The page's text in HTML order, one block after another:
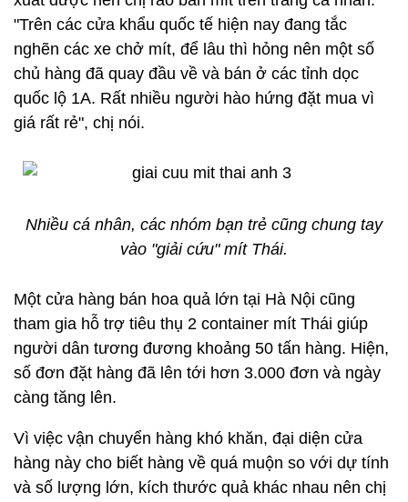
"Trên các cửa khẩu quốc tế hiện nay đang tắc
nghẽn các xe chở mít, để lâu thì hỏng nên một số
chủ hàng đã quay đầu về và bán ở các tỉnh dọc
quốc lộ 1A. Rất nhiều người hào hứng đặt mua vì
giá rất rẻ", chị nói.
Nhiều cá nhân, các nhóm bạn trẻ cũng chung tay
vào "giải cứu" mít Thái.
Một cửa hàng bán hoa quả lớn tại Hà Nội cũng
tham gia hỗ trợ tiêu thụ 2 container mít Thái giúp
người dân tương đương khoảng 50 tấn hàng. Hiện,
số đơn đặt hàng đã lên tới hơn 3.000 đơn và ngày
càng tăng lên.
Vì việc vận chuyển hàng khó khăn, đại diện cửa
hàng này cho biết hàng về quá muộn so với dự tính
và số lượng lớn, kích thước quả khác nhau nên chị